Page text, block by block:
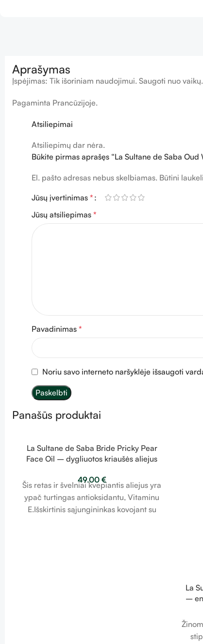
Aprašymas
Įspėjimas: Tik išoriniam naudojimui. Saugoti nuo
Pagaminta Prancūzijoje.
Atsiliepimai
Atsiliepimų dar nėra.
Būkite pirmas aprašęs “La Sultane de Saba
El. pašto adresas nebus skelbiamas. Būtini
Jūsų įvertinimas *
Jūsų atsiliepimas *
Pavadinimas *
Noriu savo interneto naršyklėje išsaugoti
Panašūs produktai
La Sultane de Saba Bride Pricky Pear
Face Oil – dygliuotos kriaušės aliejus
49.00 €
Šis retas ir švelniai kvepiantis aliejus yra
ypač turtingas antioksidantu, Vitaminu
E.Išskirtinis sąjungininkas kovojant su
La
–